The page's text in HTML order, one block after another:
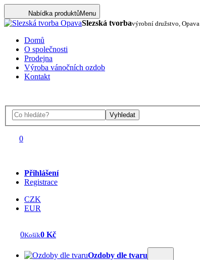
Nabídka produktůMenu
Slezská tvorbavýrobní družstvo, Opava
Domů
O společnosti
Prodejna
Výroba vánočních ozdob
Kontakt
Vyhledat
0
Přihlášení
Registrace
CZK
EUR
0Košík0 Kč
Ozdoby dle tvaru